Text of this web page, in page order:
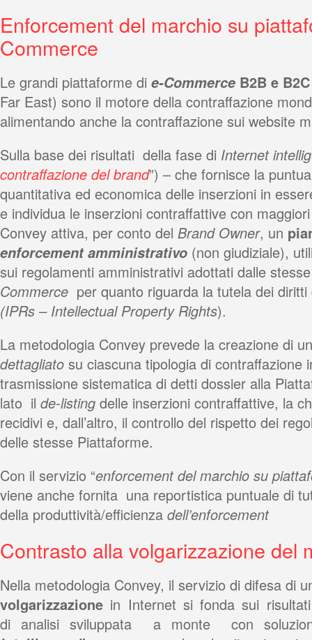
Enforcement del marchio su
Commerce
Le grandi piattaforme di e-Commerce B2B e B2C
Far East) sono il motore della contraffazione
alimentando anche la contraffazione sui website
Sulla base dei risultati della fase di Internet
contraffazione del brand”) – che fornisce la
quantitativa ed economica delle inserzioni in
e individua le inserzioni contraffattive con
Convey attiva, per conto del Brand Owner, un
enforcementamministrativo (non giudiziale),
sui regolamenti amministrativi adottati dalle
Commerce per quanto riguarda la tutela dei
(IPRs – Intellectual Property Rights).
La metodologia Convey prevede la creazione di un
dettagliato su ciascuna tipologia di contraffazione
trasmissione sistematica di detti dossier alla
lato il de-listing delle inserzioni contraffattive, la
recidivi e, dall’altro, il controllo del rispetto dei
delle stesse Piattaforme.
Con il servizio “enforcement del marchio su
viene anche fornita una reportistica puntuale di
della produttività/efficienza dell’enforcement
Contrasto alla volgarizzazione del
Nella metodologia Convey, il servizio di difesa di
volgarizzazione in Internet si fonda sui
di analisi sviluppata a monte con